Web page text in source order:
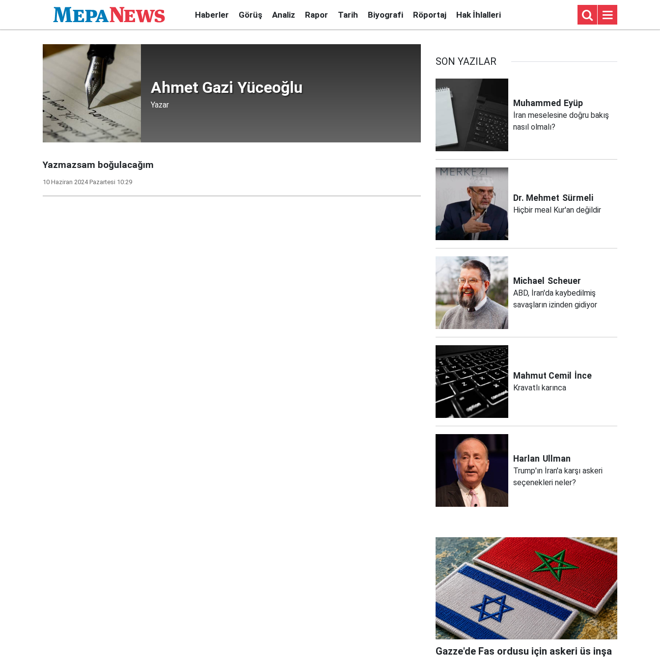
Haberler Görüş Analiz Rapor Tarih Biyografi Röportaj Hak İhlalleri
Ahmet Gazi Yüceoğlu
Yazar
Yazmazsam boğulacağım
10 Haziran 2024 Pazartesi 10:29
SON YAZILAR
Muhammed Eyüp
İran meselesine doğru bakış
nasıl olmalı?
Dr. Mehmet Sürmeli
Hiçbir meal Kur'an değildir
Michael Scheuer
ABD, İran'da kaybedilmiş
savaşların izinden gidiyor
Mahmut Cemil İnce
Kravatlı karınca
Harlan Ullman
Trump'ın İran'a karşı askeri
seçenekleri neler?
Gazze'de Fas ordusu için askeri üs inşa